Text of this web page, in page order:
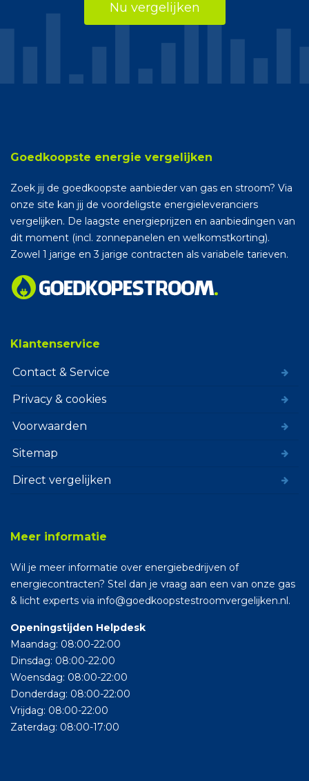
Nu vergelijken
Goedkoopste energie vergelijken
Zoek jij de goedkoopste aanbieder van gas en stroom? Via
onze site kan jij de voordeligste energieleveranciers
vergelijken. De laagste energieprijzen en aanbiedingen van
dit moment (incl. zonnepanelen en welkomstkorting).
Zowel 1 jarige en 3 jarige contracten als variabele tarieven.
Klantenservice
Contact & Service
Privacy & cookies
Voorwaarden
Sitemap
Direct vergelijken
Meer informatie
Wil je meer informatie over energiebedrijven of
energiecontracten? Stel dan je vraag aan een van onze gas
& licht experts via info@goedkoopstestroomvergelijken.nl.
Openingstijden Helpdesk
Maandag: 08:00-22:00
Dinsdag: 08:00-22:00
Woensdag: 08:00-22:00
Donderdag: 08:00-22:00
Vrijdag: 08:00-22:00
Zaterdag: 08:00-17:00